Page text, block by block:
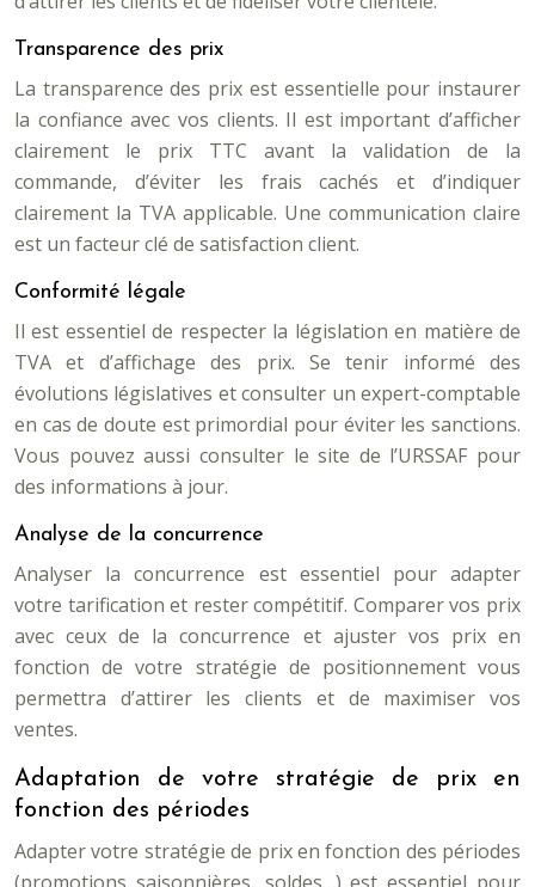
Transparence des prix
La transparence des prix est essentielle pour instaurer
la confiance avec vos clients. Il est important d’afficher
clairement le prix TTC avant la validation de la
commande, d’éviter les frais cachés et d’indiquer
clairement la TVA applicable. Une communication claire
est un facteur clé de satisfaction client.
Conformité légale
Il est essentiel de respecter la législation en matière de
TVA et d’affichage des prix. Se tenir informé des
évolutions législatives et consulter un expert-comptable
en cas de doute est primordial pour éviter les sanctions.
Vous pouvez aussi consulter le site de l’URSSAF pour
des informations à jour.
Analyse de la concurrence
Analyser la concurrence est essentiel pour adapter
votre tarification et rester compétitif. Comparer vos prix
avec ceux de la concurrence et ajuster vos prix en
fonction de votre stratégie de positionnement vous
permettra d’attirer les clients et de maximiser vos
ventes.
Adaptation de votre stratégie de prix en
fonction des périodes
Adapter votre stratégie de prix en fonction des périodes